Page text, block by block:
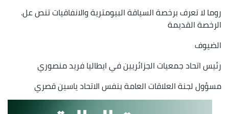
روما لا تعرف برخصة السياقة البيومترية والانفاقيات تنص عل.
الرخصة القديمة
الضيوف
رئيس اتحاد جمعيات الجزائريين في ايطاليا فريد منصوري
مسؤول لجنة العلاقات العامة بنفس الاتحاد ياسين قصري